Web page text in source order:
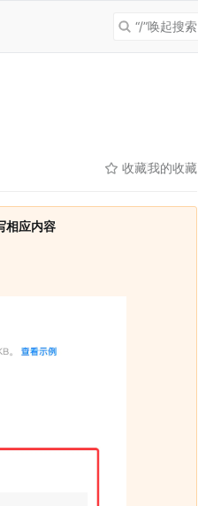
“/”唤起搜索
收藏我的收藏
相应内容